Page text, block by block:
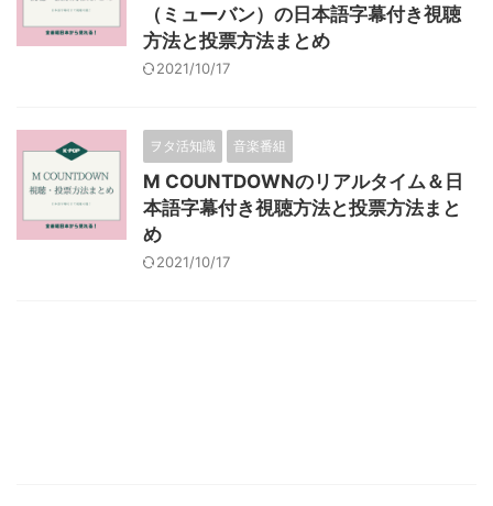
（ミューバン）の日本語字幕付き視聴
方法と投票方法まとめ
2021/10/17
ヲタ活知識 音楽番組
M COUNTDOWNのリアルタイム＆日
本語字幕付き視聴方法と投票方法まと
め
2021/10/17